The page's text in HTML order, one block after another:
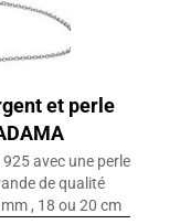
et perle
avec une perle
de qualité
, 18 ou 20 cm